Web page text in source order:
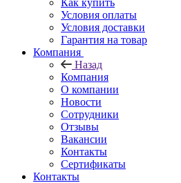
Как купить
Условия оплаты
Условия доставки
Гарантия на товар
Компания
Назад
Компания
О компании
Новости
Сотрудники
Отзывы
Вакансии
Контакты
Сертификаты
Контакты